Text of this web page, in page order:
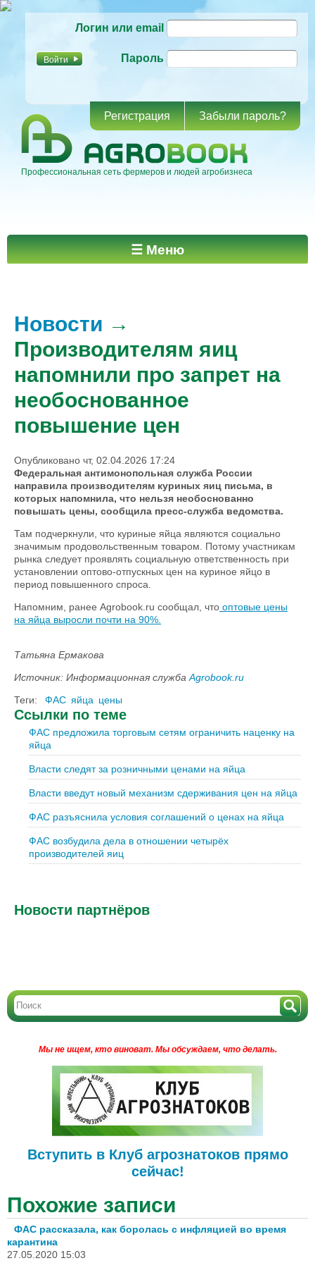
основному
Логин или email
Пароль
Регистрация Забыли пароль?
Профессиональная сеть фермеров и людей агробизнеса
Главное меню ☰ Меню
Новости →
Производителям яиц
напомнили про запрет на
необоснованное
повышение цен
Опубликовано чт, 02.04.2026 17:24
Федеральная антимонопольная служба России
направила производителям куриных яиц письма, в
которых напомнила, что нельзя необоснованно
повышать цены, сообщила пресс-служба ведомства.
Там подчеркнули, что куриные яйца являются социально
значимым продовольственным товаром. Потому участникам
рынка следует проявлять социальную ответственность при
установлении оптово-отпускных цен на куриное яйцо в
период повышенного спроса.
Напомним, ранее Agrobook.ru сообщал, что оптовые цены
на яйца выросли почти на 90%.
Татьяна Ермакова
Источник: Информационная служба Agrobook.ru
Теги:
ФАС яйца цены
Ссылки по теме
ФАС предложила торговым сетям ограничить наценку на
яйца
Власти следят за розничными ценами на яйца
Власти введут новый механизм сдерживания цен на яйца
ФАС разъяснила условия соглашений о ценах на яйца
ФАС возбудила дела в отношении четырёх
производителей яиц
Новости партнёров
Мы не ищем, кто виноват. Мы обсуждаем, что делать.
Вступить в Клуб агрознатоков прямо
сейчас!
Похожие записи
ФАС рассказала, как боролась с инфляцией во время
карантина
27.05.2020 15:03